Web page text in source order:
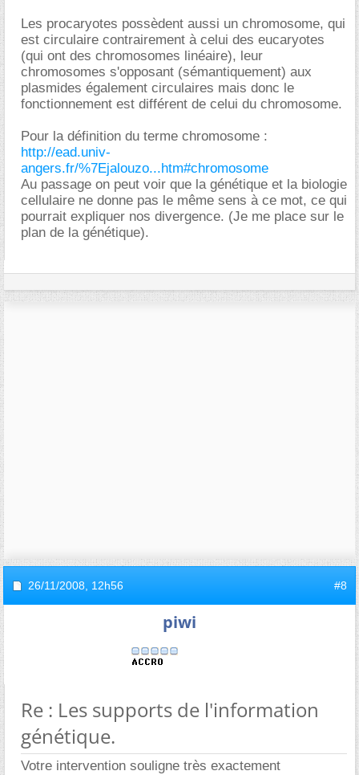
Les procaryotes possèdent aussi un chromosome, qui
est circulaire contrairement à celui des eucaryotes
(qui ont des chromosomes linéaire), leur
chromosomes s'opposant (sémantiquement) aux
plasmides également circulaires mais donc le
fonctionnement est différent de celui du chromosome.
Pour la définition du terme chromosome :
http://ead.univ-
angers.fr/%7Ejalouzo...htm#chromosome
Au passage on peut voir que la génétique et la biologie
cellulaire ne donne pas le même sens à ce mot, ce qui
pourrait expliquer nos divergence. (Je me place sur le
plan de la génétique).
26/11/2008, 12h56 #8
piwi
Re : Les supports de l'information
génétique.
Votre intervention souligne très exactement